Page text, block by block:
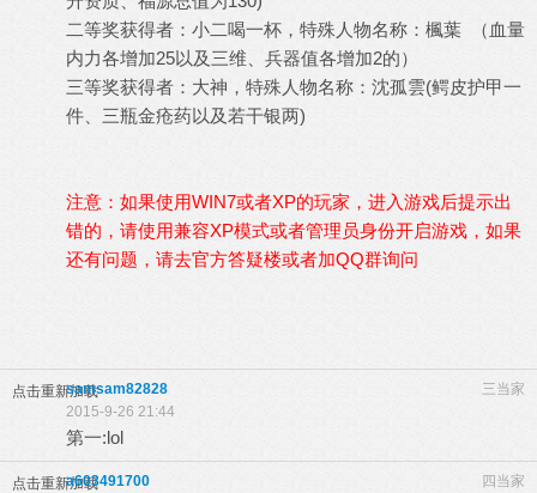
二等奖获得者：小二喝一杯，特殊人物名称：楓葉 （血量
内力各增加25以及三维、兵器值各增加2的）
三等奖获得者：大神，特殊人物名称：沈孤雲(鳄皮护甲一
件、三瓶金疮药以及若干银两)
注意：如果使用WIN7或者XP的玩家，进入游戏后提示出
错的，请使用兼容XP模式或者管理员身份开启游戏，如果
还有问题，请去官方答疑楼或者加QQ群询问
点击重新加载 三当家
samsam82828
2015-9-26 21:44
第一:lol
点击重新加载 四当家
a603491700